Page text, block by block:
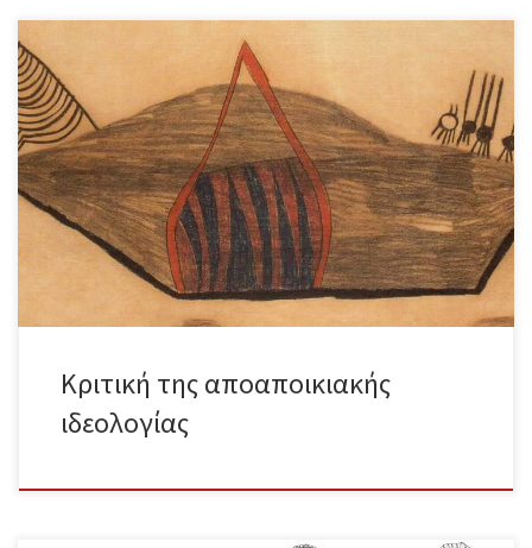
Κριτική της αποαποικιακής ιδεολογίας Το κείμενο που ακολουθεί
αποτελεί την εισήγηση της συντακτικής ομάδας του
περιοδικού Το Διαλυτικό στην εκδήλωση που πραγματοποιήθηκε
στα πλαίσια του τριημέρου “3 ημέρες για τον πόλεμο, τον
εθνικισμό και άλλα δεινά 24-26/10 από την ομάδα RevDev” στην
κατάληψη Φάμπρικα Υφανέτ Η γοητεία της «αποαποικιακής
θεωρίας» σε μια εποχή ιδεολογικής σύγχυσης Τα τελευταία
χρόνια, ο λόγος περί «αποαποικιοποίησης» έχει καταλάβει
δεσπόζουσα θέση στον ακαδημαϊκό χώρο και στα κοινωνικά
κινήματα, παρουσιαζόμενος ως μια νέα, ριζοσπαστική γλώσσα
χειραφέτησης. Η απήχησή του είναι αδιαμφισβήτητη.
Προσφέροντας ένα πλαίσιο για την κριτική της αποκαλούμενης
Κριτική της αποαποικιακής
ιδεολογίας